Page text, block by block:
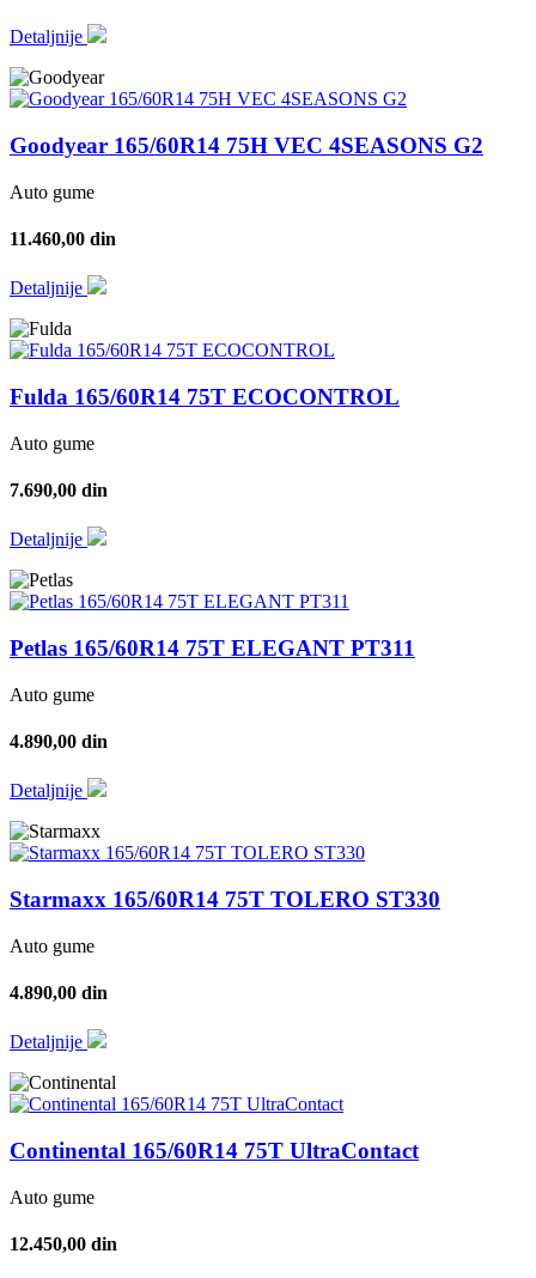
Detaljnije
Goodyear 165/60R14 75H VEC 4SEASONS G2
Auto gume
11.460,00 din
Detaljnije
Fulda 165/60R14 75T ECOCONTROL
Auto gume
7.690,00 din
Detaljnije
Petlas 165/60R14 75T ELEGANT PT311
Auto gume
4.890,00 din
Detaljnije
Starmaxx 165/60R14 75T TOLERO ST330
Auto gume
4.890,00 din
Detaljnije
Continental 165/60R14 75T UltraContact
Auto gume
12.450,00 din